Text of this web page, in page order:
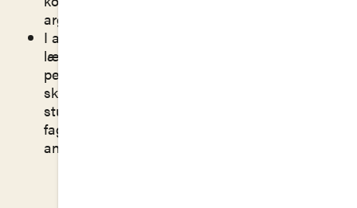
argumentation
I arbejdet med elevernes udtryksfærdigheder
lægges der vægt på dels at udvikle elevernes
personlige stemme gennem kreative
skriveøvelser, dels på elevernes
studieforberedende kompetencer med fokus på
faglig udtryksfærdighed mundtligt, skriftligt og i
andre former.